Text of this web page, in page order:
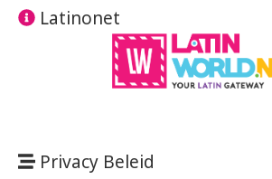
Latinonet
Privacy Beleid